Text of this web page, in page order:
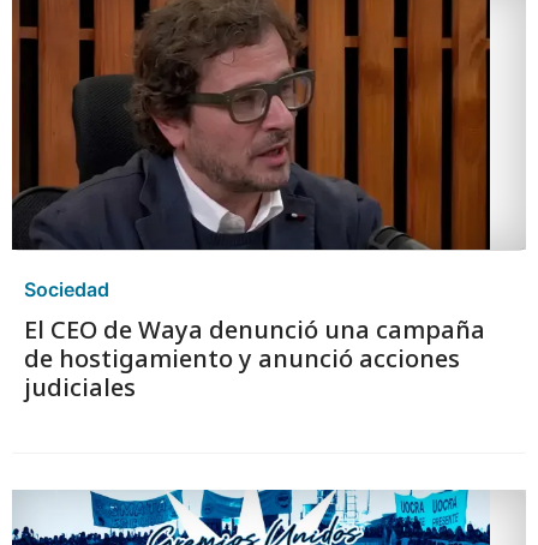
Sociedad
El CEO de Waya denunció una campaña
de hostigamiento y anunció acciones
judiciales